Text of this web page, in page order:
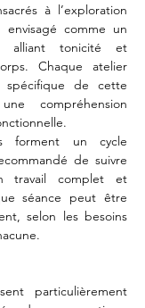
à l’exploration
comme un
alliant tonicité et
Chaque atelier
spécifique de cette
compréhension
forment un cycle
de suivre
travail complet et
séance peut être
selon les besoins
particulièrement